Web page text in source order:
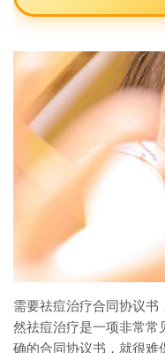
需要祛痘治疗合同协议书
然祛痘治疗是一项非常常
确的合同协议书，就很难